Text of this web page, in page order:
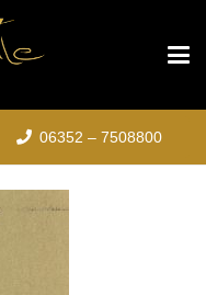
06352 – 7508800